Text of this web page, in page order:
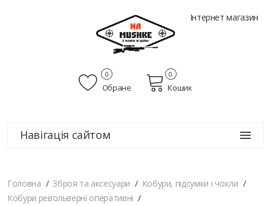
Інтернет магазин
Обране
0
Кошик
0
Навігація сайтом
Головна Зброя та аксесуари
Кобури, підсумки і чохли
Кобури револьверні оперативні